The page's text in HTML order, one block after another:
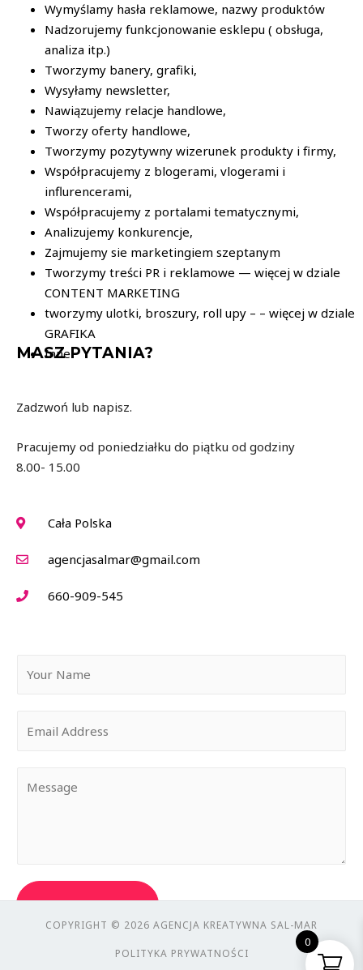
Wymyślamy hasła reklamowe, nazwy produktów
Nadzorujemy funkcjonowanie esklepu ( obsługa,
analiza itp.)
Tworzymy banery, grafiki,
Wysyłamy newsletter,
Nawiązujemy relacje handlowe,
Tworzy oferty handlowe,
Tworzymy pozytywny wizerunek produkty i firmy,
Współpracujemy z blogerami, vlogerami i
influrencerami,
Współpracujemy z portalami tematycznymi,
Analizujemy konkurencje,
Zajmujemy sie marketingiem szeptanym
Tworzymy treści PR i reklamowe — więcej w dziale
CONTENT MARKETING
tworzymy ulotki, broszury, roll upy – – więcej w dziale
GRAFIKA
Inne
MASZ PYTANIA?
Zadzwoń lub napisz.
Pracujemy od poniedziałku do piątku od godziny
8.00- 15.00
Cała Polska
agencjasalmar@gmail.com
660-909-545
SEND MESSAGE
COPYRIGHT © 2026 AGENCJA KREATYWNA SAL-MAR
POLITYKA PRYWATNOŚCI
0